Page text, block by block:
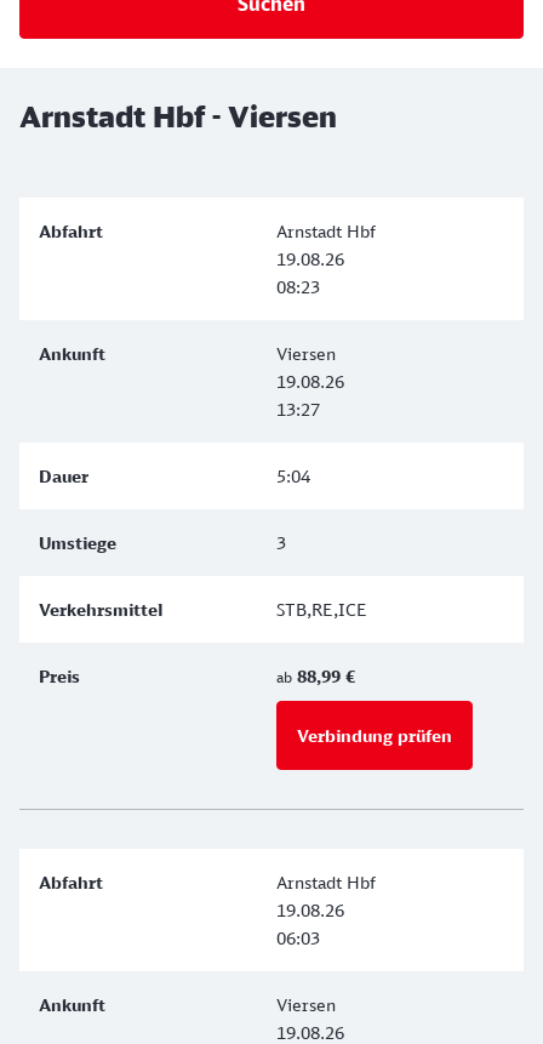
Arnstadt Hbf - Viersen
Arnstadt Hbf
19.08.26
08:23
Viersen
19.08.26
13:27
5:04
3
STB,RE,ICE
ab 88,99 €
Verbindung prüfen
Arnstadt Hbf
19.08.26
06:03
Viersen
19.08.26